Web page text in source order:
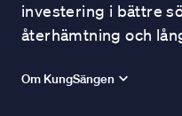
investering i bättre
återhämtning och
Om KungSängen